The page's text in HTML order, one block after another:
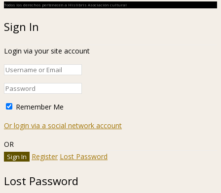
Todos los derechos pertenecen a Hislibris Asociación cultural
Sign In
Login via your site account
Remember Me
Or login via a social network account
OR
Register Lost Password
Lost Password